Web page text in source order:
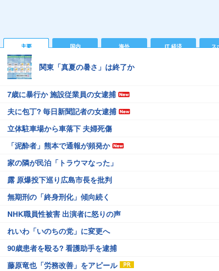
主要 国内 海外 IT 経済 ス
関東「真夏の暑さ」は終了か
7歳に暴行か 施設従業員の女逮捕
夫に包丁? 毎日新聞記者の女逮捕
立体駐車場から車落下 夫婦死傷
「泥酔者」熊本で通報が頻発か
家の隣が民泊「トラウマなった」
露 原爆投下巡り広島市長を批判
無期刑の「終身刑化」傾向続く
NHK職員性被害 出演者に怒りの声
れいわ「いのちの党」に変更へ
90歳患者を殴る? 看護助手を逮捕
藤原竜也「労務改善」をアピール